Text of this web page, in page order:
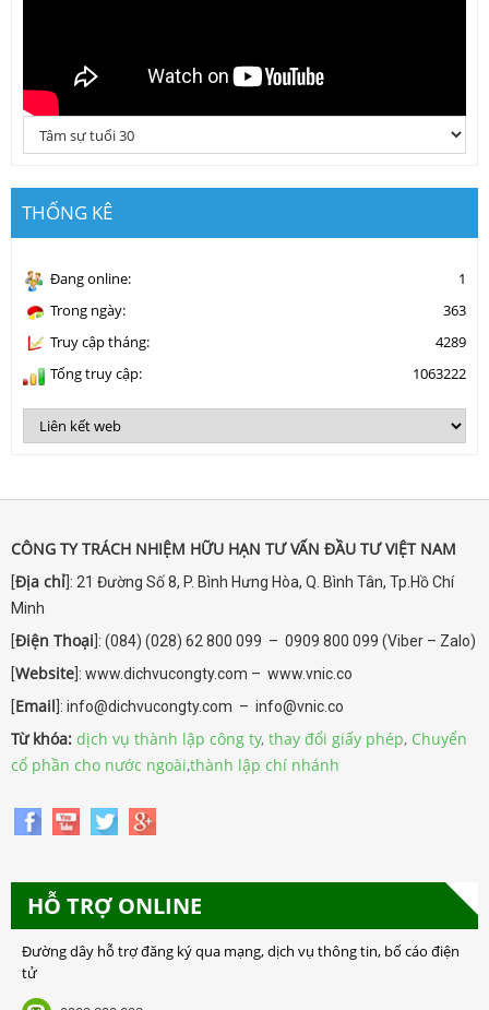
THỐNG KÊ
Đang online:
1
Trong ngày:
363
Truy cập tháng:
4289
Tổng truy cập:
1063222
CÔNG TY TRÁCH NHIỆM HỮU HẠN TƯ VẤN ĐẦU TƯ VIỆT NAM
[Địa chỉ ]: 21 Đường Số 8, P. Bình Hưng Hòa, Q. Bình Tân, Tp.Hồ Chí
Minh
[Điện Thoại ]: (084) (028) 62 800 099 – 0909 800 099 (Viber – Zalo)
[Website ]: www.dichvucongty.com – www.vnic.co
[Email ]: info@dichvucongty.com – info@vnic.co
Từ khóa: dịch vụ thành lập công ty, thay đổi giấy phép, Chuyển
cổ phần cho nước ngoài,thành lập chí nhánh
HỖ TRỢ ONLINE
Đường dây hỗ trợ đăng ký qua mạng, dịch vụ thông tin, bố cáo điện
tử